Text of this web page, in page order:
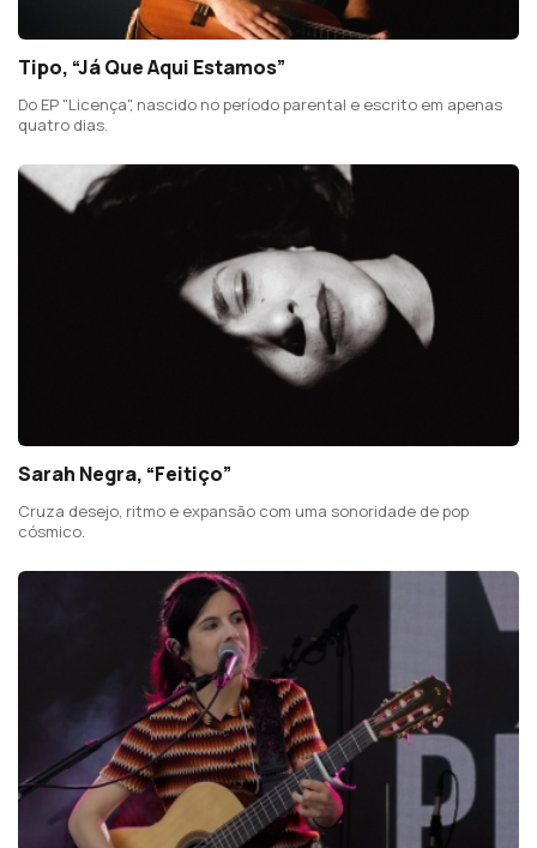
Tipo, “Já Que Aqui Estamos”
Do EP "Licença", nascido no período parental e escrito em apenas
quatro dias.
Sarah Negra, “Feitiço”
Cruza desejo, ritmo e expansão com uma sonoridade de pop
cósmico.